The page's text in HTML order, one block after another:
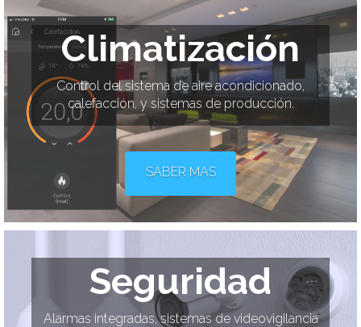
Climatización
Control del sistema de aire acondicionado,
calefacción, y sistemas de producción.
SABER MAS
Seguridad
Alarmas integradas, sistemas de videovigilancia